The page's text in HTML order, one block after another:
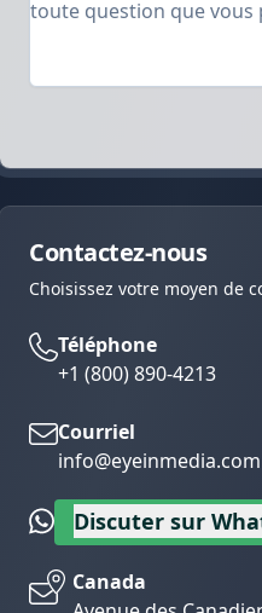
Contactez-nous
Choisissez votre moyen de
Téléphone
+1 (800) 890-4213
Courriel
info@eyeinmedia.com
Discuter sur
Canada